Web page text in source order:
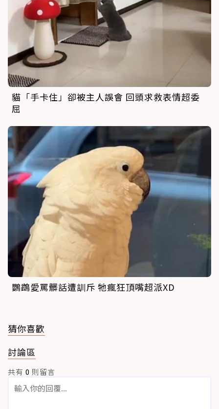
貓「手卡住」卻被主人誤會 回頭求救表情超委
屈
鸚鵡愛罵髒話遭訓斥 牠瘋狂頂嘴超派XD
猜你喜歡
討論區
共有 0 則留言